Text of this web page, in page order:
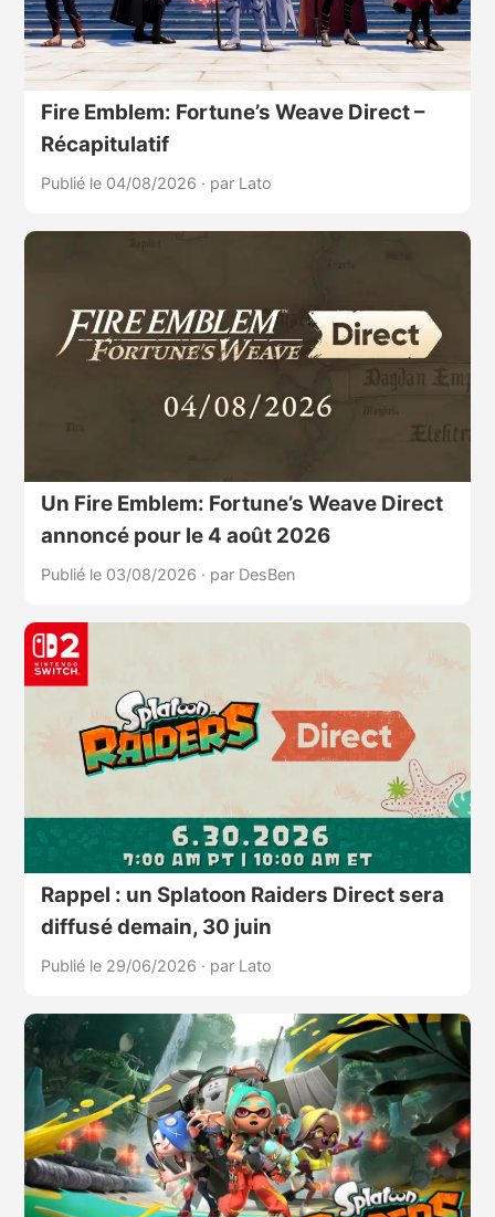
Fire Emblem: Fortune’s Weave Direct –
Récapitulatif
Publié le 04/08/2026 · par Lato
Un Fire Emblem: Fortune’s Weave Direct
annoncé pour le 4 août 2026
Publié le 03/08/2026 · par DesBen
Rappel : un Splatoon Raiders Direct sera
diffusé demain, 30 juin
Publié le 29/06/2026 · par Lato